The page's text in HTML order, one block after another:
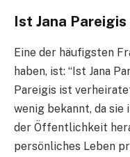
Ist Jana
Eine der häufigsten
haben, ist: “Ist Jana
Pareigis ist
wenig bekannt, da
der Öffentlichkeit
persönliches Leben